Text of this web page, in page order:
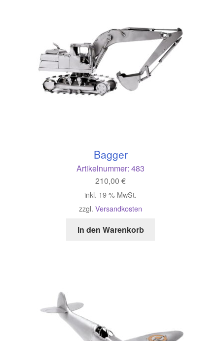
Bagger
Artikelnummer: 483
210,00 €
inkl. 19 % MwSt.
zzgl. Versandkosten
In den Warenkorb